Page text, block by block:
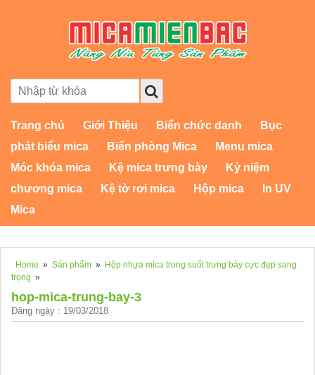
Trang chủ Giới Thiệu Biển chức danh
Bục
phát biểu mica
Biển phòng Mica
Menu mica
Móc khóa mica
Kệ mica trưng bày
Kỷ niệm
chương mica
Kệ tờ rơi mica Hộp mica
In UV
Mica
Home » Sản phẩm » Hộp nhựa mica trong suốt trưng bày cực đẹp sang
trọng »
hop-mica-trung-bay-3
Đăng ngày : 19/03/2018